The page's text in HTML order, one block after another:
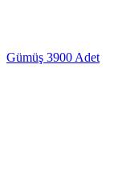
Gümüş 3900 Adet